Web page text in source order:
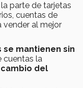
parte de tarjetas
cuentas de
vender al mejor
se mantienen sin
cuentas la
cambio del